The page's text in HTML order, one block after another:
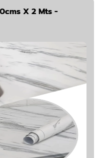
X 2 Mts -